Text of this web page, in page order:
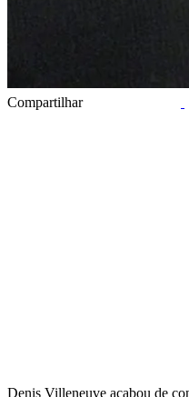
Compartilhar
Denis Villeneuve acabou de